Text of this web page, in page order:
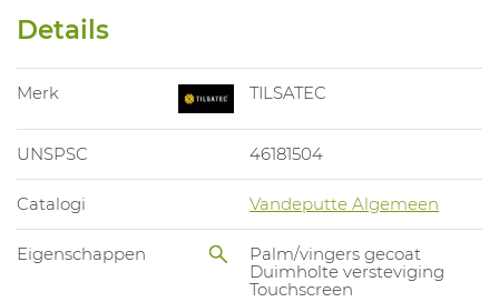
Details
Merk TILSATEC
UNSPSC 46181504
Catalogi Vandeputte Algemeen
Eigenschappen
Palm/vingers gecoat
Duimholte versteviging
Touchscreen